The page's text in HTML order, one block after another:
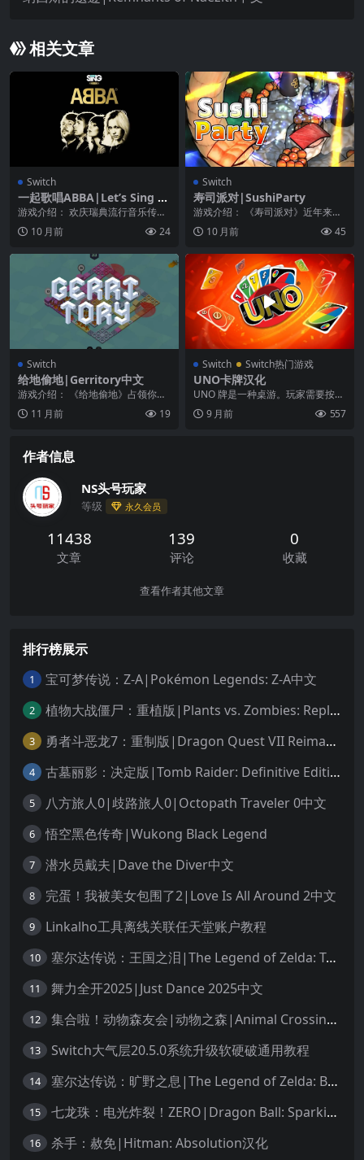
相关文章
Switch
一起歌唱ABBA|Let’s Sing A
BBA
游戏介绍： 欢庆瑞典流行音乐传奇
天团 ABBA 荣耀复出。独自或与朋
友一起欢唱此...
10 月前 24
Switch
寿司派对|SushiParty
游戏介绍： 《寿司派对》近年来，
“虾”和“金枪鱼”正在打架。虾将击败
金枪鱼拯救银...
10 月前 45
Switch
给地偷地|Gerritory中文
游戏介绍： 《给地偷地》占领你的
领地！移动瓷砖并为其上色！ 《给
地偷地》是一款4...
11 月前 19
Switch Switch热门游戏
UNO卡牌汉化
UNO 牌是一种桌游。玩家需要按照
游戏的打牌规则取得胜利。UNO 牌
（拉丁语“第...
9 月前 557
作者信息
NS头号玩家
等级 永久会员
11438
文章
139
评论
0
收藏
查看作者其他文章
排行榜展示
1 宝可梦传说：Z-A|Pokémon Legends: Z-A中文
2 植物大战僵尸：重植版|Plants vs. Zombies: Replanted中文
3 勇者斗恶龙7：重制版|Dragon Quest VII Reimagined中文
4 古墓丽影：决定版|Tomb Raider: Definitive Edition中文
5 八方旅人0|歧路旅人0|Octopath Traveler 0中文
6 悟空黑色传奇|Wukong Black Legend
7 潜水员戴夫|Dave the Diver中文
8 完蛋！我被美女包围了2|Love Is All Around 2中文
9 Linkalho工具离线关联任天堂账户教程
10 塞尔达传说：王国之泪|The Legend of Zelda: Tears of the Kingdom中文
11 舞力全开2025|Just Dance 2025中文
12 集合啦！动物森友会|动物之森|Animal Crossing: New Horizons中文
13 Switch大气层20.5.0系统升级软硬破通用教程
14 塞尔达传说：旷野之息|The Legend of Zelda: Breath of the Wild中文
15 七龙珠：电光炸裂！ZERO|Dragon Ball: Sparking! Zero中文
16 杀手：赦免|Hitman: Absolution汉化